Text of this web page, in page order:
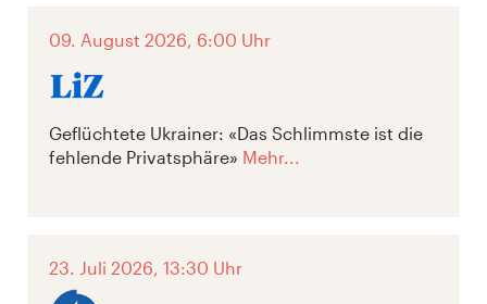
09. August 2026, 6:00 Uhr
Geflüchtete Ukrainer: «Das Schlimmste ist die
fehlende Privatsphäre» Mehr...
23. Juli 2026, 13:30 Uhr